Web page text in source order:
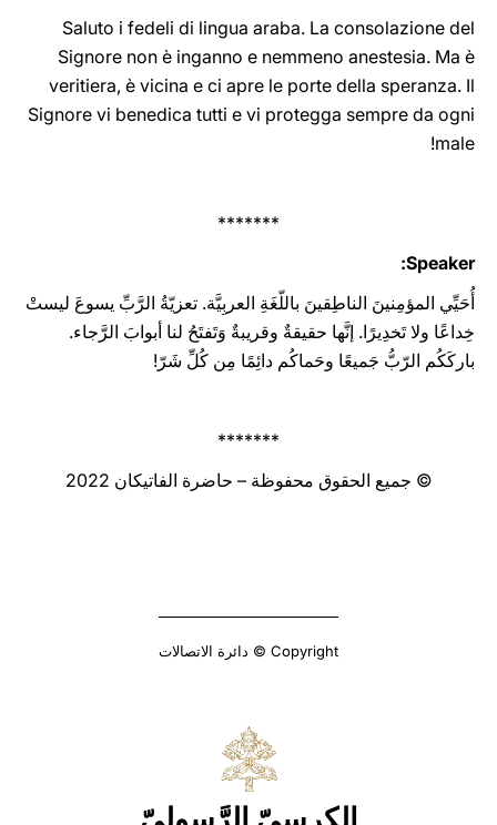
Saluto i fedeli di lingua araba. La consolazione del
Signore non è inganno e nemmeno anestesia. Ma è
veritiera, è vicina e ci apre le porte della speranza. Il
Signore vi benedica tutti e vi protegga ‎sempre da ogni
male‎‎‎‏!
*******
Speaker:
أُحَيِّي المؤمِنينَ الناطِقينَ باللّغَةِ العربِيَّة. تعزيّةُ الرَّبِّ يسوعَ ليستْ
خِداعًا ولا تَخدِيرًا. إنَّها حقيقةٌ وقريبةٌ وَتَفتَحُ لنا أبوابَ الرَّجاء.
باركَكُم الرّبُّ جَميعًا وحَماكُم دائِمًا مِن كُلِّ شَرّ!
*******
© جميع الحقوق محفوظة – حاضرة الفاتيكان 2022
Copyright © دائرة الاتصالات